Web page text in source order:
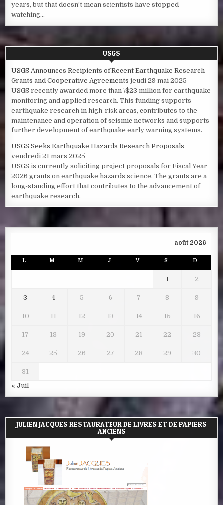
years, but that doesn’t mean scientists have stopped
watching...
USGS
USGS Announces Recipients of Recent Earthquake Research
Grants and Cooperative Agreements jeudi 29 mai 2025
USGS recently awarded more than \$23 million for earthquake
monitoring and applied research. This funding supports
earthquake research in high-risk areas, contributes to the
maintenance and operation of seismic networks and supports
further development of earthquake early warning systems.
USGS Seeks Earthquake Hazards Research Proposals
vendredi 21 mars 2025
USGS is currently soliciting project proposals for Fiscal Year
2026 grants on earthquake hazards science. The grants are a
long-standing effort that contributes to the advancement of
earthquake research.
août 2026
L M M J V S D
1 2
3 4 5 6 7 8 9
10 11 12 13 14 15 16
17 18 19 20 21 22 23
24 25 26 27 28 29 30
31
« Juil
JULIEN JACQUES RESTAURATEUR DE LIVRES ET DE PAPIERS
ANCIENS